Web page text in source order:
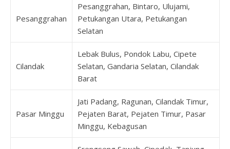
Pesanggrahan
Pesanggrahan, Bintaro, Ulujami,
Petukangan Utara, Petukangan
Selatan
Cilandak
Lebak Bulus, Pondok Labu, Cipete
Selatan, Gandaria Selatan, Cilandak
Barat
Pasar Minggu
Jati Padang, Ragunan, Cilandak Timur,
Pejaten Barat, Pejaten Timur, Pasar
Minggu, Kebagusan